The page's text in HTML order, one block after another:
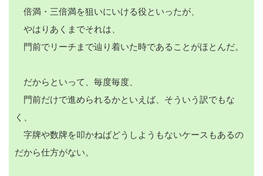
倍満・三倍満を狙いにいける役といったが、
やはりあくまでそれは、
門前でリーチまで辿り着いた時であることがほとんだ。
だからといって、毎度毎度、
門前だけで進められるかといえば、そういう訳でもな
く、
字牌や数牌を叩かねばどうしようもないケースもあるの
だから仕方がない。